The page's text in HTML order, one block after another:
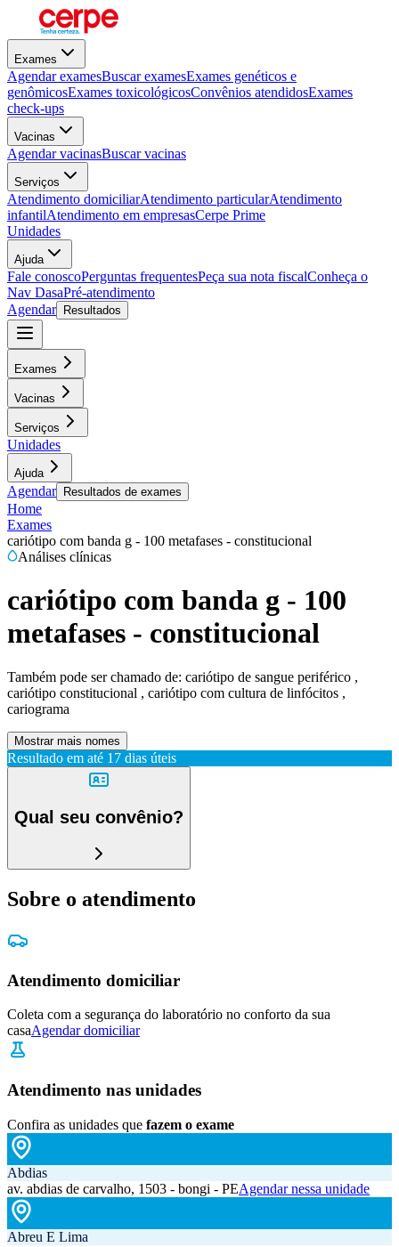
Exames
Agendar examesBuscar examesExames genéticos e
genômicosExames toxicológicosConvênios atendidosExames
check-ups
Vacinas
Agendar vacinasBuscar vacinas
Serviços
Atendimento domiciliarAtendimento particularAtendimento
infantilAtendimento em empresasCerpe Prime
Unidades
Ajuda
Fale conoscoPerguntas frequentesPeça sua nota fiscalConheça o
Nav DasaPré-atendimento
Agendar
Resultados
Exames
Vacinas
Serviços
Unidades
Ajuda
Agendar Resultados de exames
Home
Exames
cariótipo com banda g - 100 metafases - constitucional
Análises clínicas
cariótipo com banda g - 100
metafases - constitucional
Também pode ser chamado de: cariótipo de sangue periférico ,
cariótipo constitucional , cariótipo com cultura de linfócitos ,
cariograma
Mostrar mais nomes
Resultado em até 17 dias úteis
Qual seu convênio?
Sobre o atendimento
Atendimento domiciliar
Coleta com a segurança do laboratório no conforto da sua
casaAgendar domiciliar
Atendimento nas unidades
Confira as unidades que fazem o exame
Abdias
av. abdias de carvalho, 1503 - bongi - PEAgendar nessa unidade
Abreu E Lima